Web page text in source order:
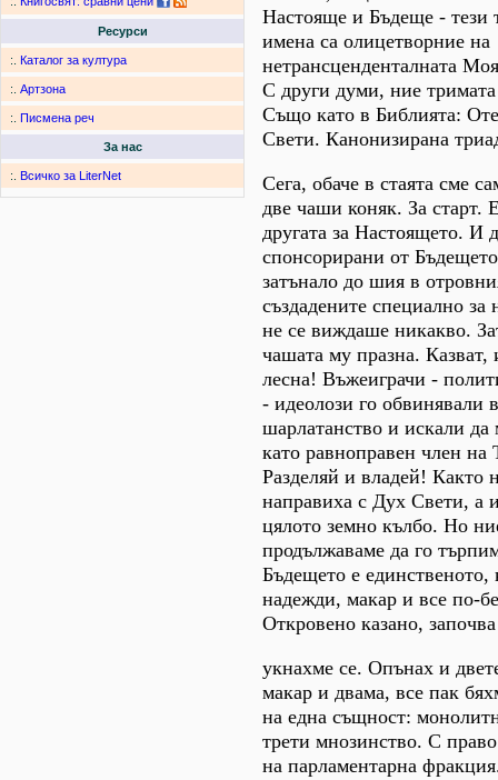
Ресурси
:. Каталог за култура
:. Артзона
:. Писмена реч
За нас
:. Всичко за LiterNet
Настояще и Бъдеще - тези
имена са олицетворние на
нетрансценденталната
С други думи, ние
Също като в Библията:
Свети. Канонизирана
Сега, обаче в стаята сме
две чаши коняк. За старт.
другата за Настоящето. И
спонсорирани от
затънало до шия в
създадените специално за
не се виждаше никакво.
чашата му празна. Казват,
лесна! Въжеиграчи -
- идеолози го обвинявали
шарлатанство и искали да
като равноправен член на
Разделяй и владей! Както
направиха с Дух Свети, а
цялото земно кълбо. Но
продължаваме да го
Бъдещето е единственото,
надежди, макар и все по-
Откровено казано,
укнахме се. Опънах и
макар и двама, все пак
на една същност:
трети мнозинство. С
на парламентарна